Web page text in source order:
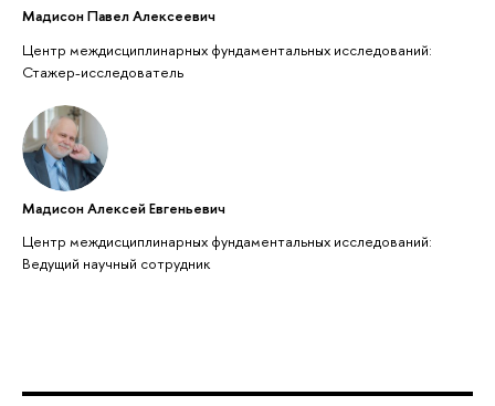
Мадисон Павел Алексеевич
Центр междисциплинарных фундаментальных исследований:
Стажер-исследователь
Мадисон Алексей Евгеньевич
Центр междисциплинарных фундаментальных исследований:
Ведущий научный сотрудник